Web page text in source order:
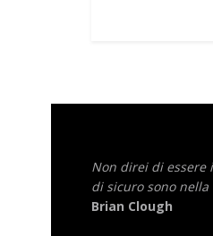
Non direi di essere
di sicuro sono nella
Brian Clough